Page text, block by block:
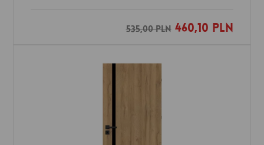
535,00 PLN460,10 PLN
Dodaj do ulubionych